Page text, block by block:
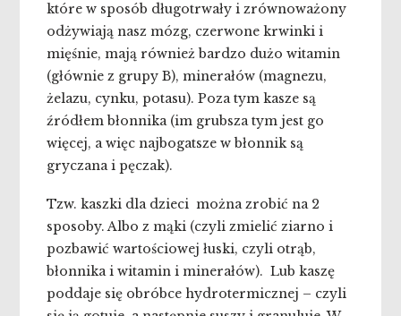
które w sposób długotrwały i zrównoważony
odżywiają nasz mózg, czerwone krwinki i
mięśnie, mają również bardzo dużo witamin
(głównie z grupy B), minerałów (magnezu,
żelazu, cynku, potasu). Poza tym kasze są
źródłem błonnika (im grubsza tym jest go
więcej, a więc najbogatsze w błonnik są
gryczana i pęczak).
Tzw. kaszki dla dzieci można zrobić na 2
sposoby. Albo z mąki (czyli zmielić ziarno i
pozbawić wartościowej łuski, czyli otrąb,
błonnika i witamin i minerałów). Lub kaszę
poddaje się obróbce hydrotermicznej – czyli